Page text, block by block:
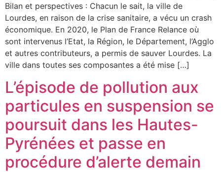
Bilan et perspectives : Chacun le sait, la ville de
Lourdes, en raison de la crise sanitaire, a vécu un crash
économique. En 2020, le Plan de France Relance où
sont intervenus l’Etat, la Région, le Département, l’Agglo
et autres contributeurs, a permis de sauver Lourdes. La
ville dans toutes ses composantes a été mise […]
L’épisode de pollution aux
particules en suspension se
poursuit dans les Hautes-
Pyrénées et passe en
procédure d’alerte demain